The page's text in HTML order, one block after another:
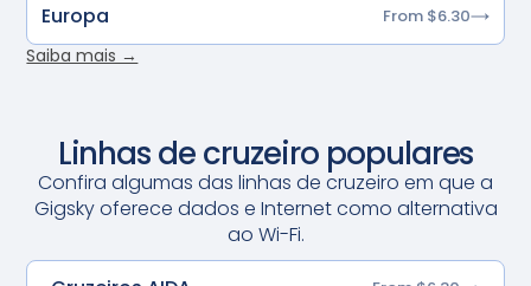
Europa From $6.30
Saiba mais →
Linhas de cruzeiro populares
Confira algumas das linhas de cruzeiro em que a
Gigsky oferece dados e Internet como alternativa
ao Wi-Fi.